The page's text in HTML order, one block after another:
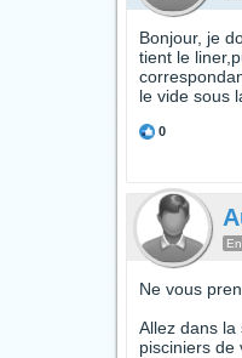
Bonjour, je
tient le
le vide sous
0
Ne vous
Allez dans
pisciniers de